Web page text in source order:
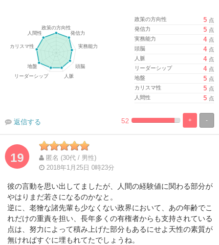
政策の方向性 5 点
発信力
5 点
実務能力
4 点
頭脳
4 点
人脈
4 点
リーダーシップ
4 点
地盤
5 点
カリスマ性
5 点
人間性
5 点
-
+
%
100%
52
返信する
19
匿名 (30代 / 男性)
2018年1月25日 0時23分
彼の言動を思い出してましたが、人間の経験値に関わる部分が
やはりまだ若さになるのかなと。
逆に、老獪な諸先輩も少なくない政界において、あの年齢でこ
れだけの重責を担い、長年多くの有権者からも支持されている
点は、努力によって積み上げた部分もあるにせよ天性の素質が
無ければすぐに埋もれてたでしょうね。